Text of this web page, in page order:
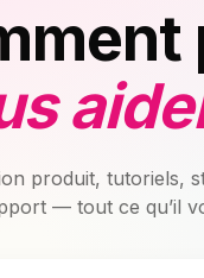
produit, tutoriels,
— tout ce qu’il